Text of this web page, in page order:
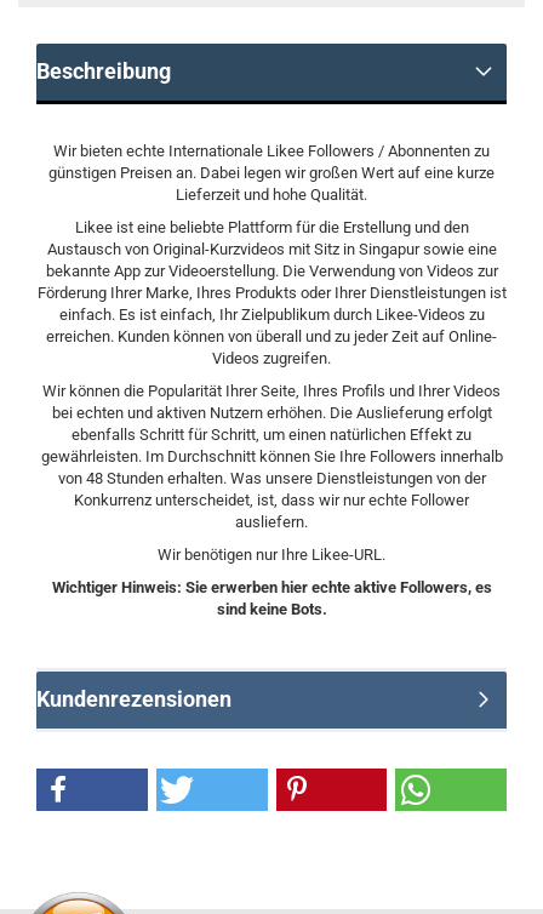
Beschreibung
Wir bieten echte Internationale Likee Followers / Abonnenten zu
günstigen Preisen an. Dabei legen wir großen Wert auf eine kurze
Lieferzeit und hohe Qualität.
Likee ist eine beliebte Plattform für die Erstellung und den
Austausch von Original-Kurzvideos mit Sitz in Singapur sowie eine
bekannte App zur Videoerstellung. Die Verwendung von Videos zur
Förderung Ihrer Marke, Ihres Produkts oder Ihrer Dienstleistungen ist
einfach. Es ist einfach, Ihr Zielpublikum durch Likee-Videos zu
erreichen. Kunden können von überall und zu jeder Zeit auf Online-
Videos zugreifen.
Wir können die Popularität Ihrer Seite, Ihres Profils und Ihrer Videos
bei echten und aktiven Nutzern erhöhen. Die Auslieferung erfolgt
ebenfalls Schritt für Schritt, um einen natürlichen Effekt zu
gewährleisten. Im Durchschnitt können Sie Ihre Followers innerhalb
von 48 Stunden erhalten. Was unsere Dienstleistungen von der
Konkurrenz unterscheidet, ist, dass wir nur echte Follower
ausliefern.
Wir benötigen nur Ihre Likee-URL.
Wichtiger Hinweis: Sie erwerben hier echte aktive Followers, es
sind keine Bots.
Kundenrezensionen